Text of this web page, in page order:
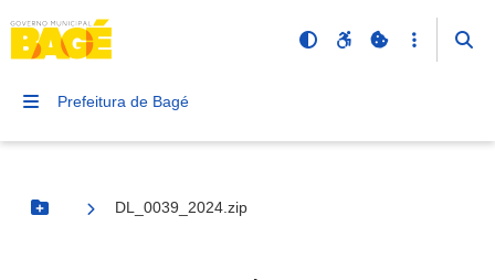
Prefeitura de Bagé
Botão Menu
DL_0039_2024.zip